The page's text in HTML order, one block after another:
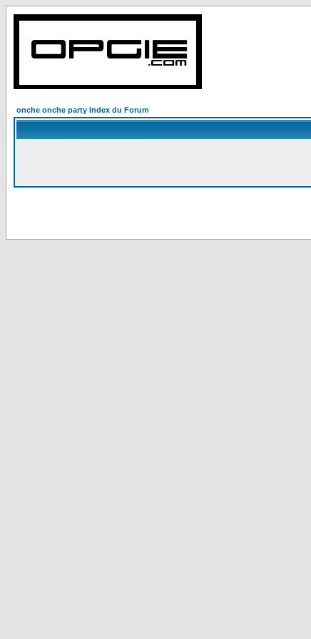
onche onche party Index du Forum